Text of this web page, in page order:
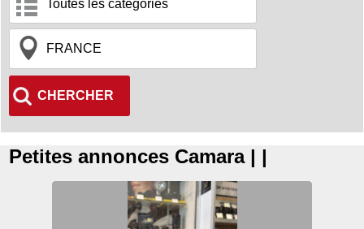
CHERCHER
Petites annonces Camara | |